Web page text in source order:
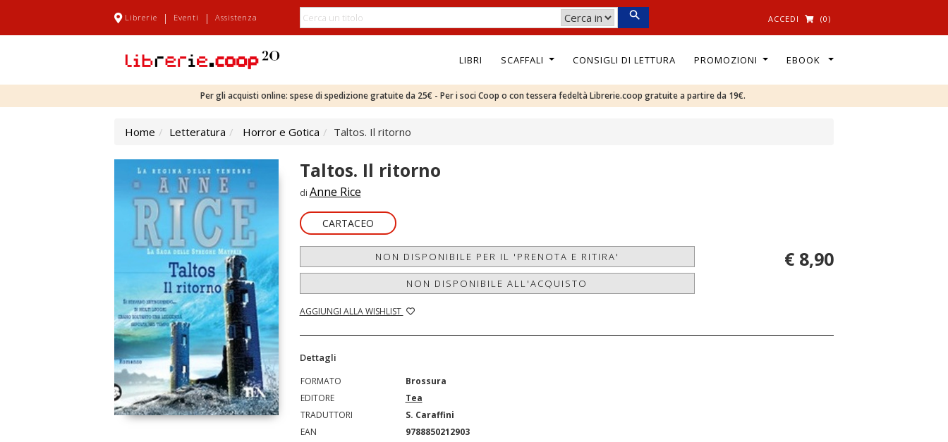
Librerie | Eventi | Assistenza ACCEDI (0)
LIBRI SCAFFALI CONSIGLI DI LETTURA PROMOZIONI EBOOK
Per gli acquisti online: spese di spedizione gratuite da 25€ - Per i soci Coop o con tessera fedeltà Librerie.coop gratuite a partire da 19€.
Home Letteratura Horror e Gotica Taltos. Il ritorno
Taltos. Il ritorno
di Anne Rice
CARTACEO
NON DISPONIBILE PER IL 'PRENOTA E RITIRA'
NON DISPONIBILE ALL'ACQUISTO
AGGIUNGI ALLA WISHLIST
€ 8,90
Dettagli
FORMATO
Brossura
EDITORE
Tea
TRADUTTORI
S. Caraffini
EAN
9788850212903